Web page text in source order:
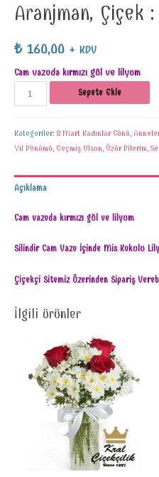
Aranjman, Çiçek
₺160,00 + KDV
Cam vazoda kırmızı gül ve lilyum
Sepete Ekle
Kategoriler: 8 Mart Kadınlar Günü,
Yıl Dönümü, Geçmiş Olsun, Özür Dilerim,
Açıklama
Cam vazoda kırmızı gül ve lilyum
Silindir Cam Vazo İçinde Mis Kokulu
Çiçekçi Sitemiz Üzerinden Sipariş
İlgili ürünler